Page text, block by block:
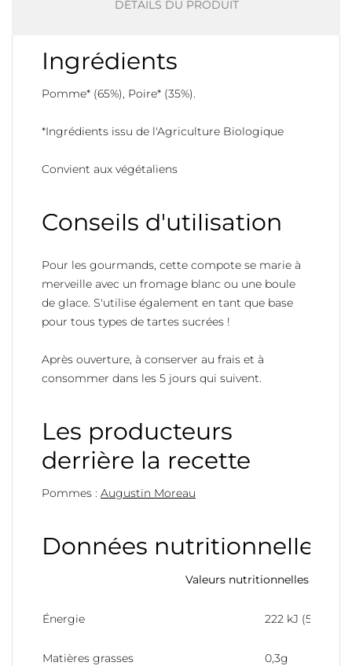
DÉTAILS DU PRODUIT
Ingrédients
Pomme* (65%), Poire* (35%).
*Ingrédients issu de l'Agriculture Biologique
Convient aux végétaliens
Conseils d'utilisation
Pour les gourmands, cette compote se marie à
merveille avec un fromage blanc ou une boule
de glace. S'utilise également en tant que base
pour tous types de tartes sucrées !
Après ouverture, à conserver au frais et à
consommer dans les 5 jours qui suivent.
Les producteurs
derrière la recette
Pommes : Augustin Moreau
Données nutritionnelles
Valeurs nutritionnelles pour
Énergie 222 kJ (53kcal)
Matières grasses 0,3g